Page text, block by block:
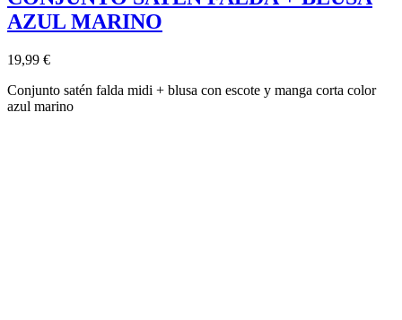
AZUL MARINO
19,99 €
Conjunto satén falda midi + blusa con escote y manga corta color
azul marino